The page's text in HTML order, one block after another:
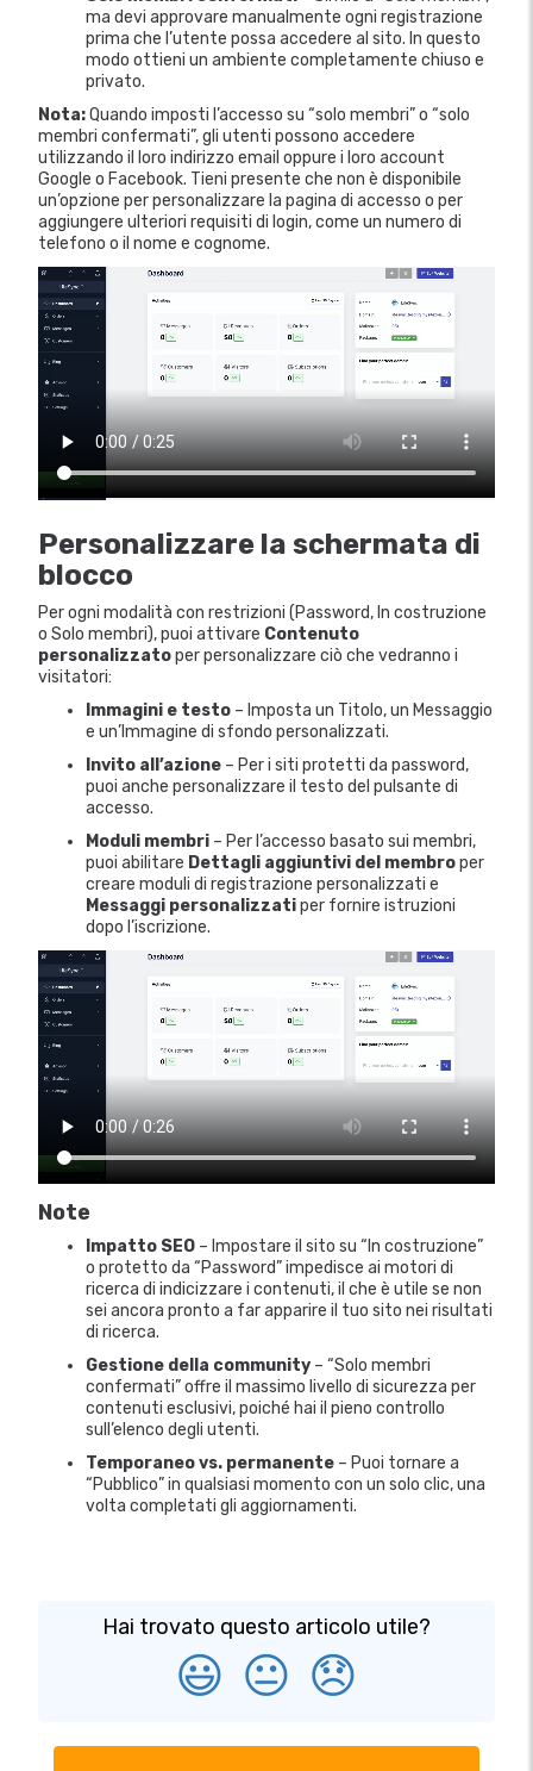
ma devi approvare manualmente ogni registrazione
prima che l’utente possa accedere al sito. In questo
modo ottieni un ambiente completamente chiuso e
privato.
Nota:Quando imposti l’accesso su “solo membri” o “solo
membri confermati”, gli utenti possono accedere
utilizzando il loro indirizzo email oppure i loro account
Google o Facebook. Tieni presente che non è disponibile
un’opzione per personalizzare la pagina di accesso o per
aggiungere ulteriori requisiti di login, come un numero di
telefono o il nome e cognome.
Personalizzare la schermata di
blocco
Per ogni modalità con restrizioni (Password, In costruzione
o Solo membri), puoi attivare Contenuto
personalizzatoper personalizzare ciò che vedranno i
visitatori:
Immagini e testo – Imposta un Titolo, un Messaggio
e un’Immagine di sfondo personalizzati.
Invito all’azione – Per i siti protetti da password,
puoi anche personalizzare il testo del pulsante di
accesso.
Moduli membri – Per l’accesso basato sui membri,
puoi abilitare Dettagli aggiuntivi del membroper
creare moduli di registrazione personalizzati e
Messaggi personalizzatiper fornire istruzioni
dopo l’iscrizione.
Note
Impatto SEO – Impostare il sito su “In costruzione”
o protetto da “Password” impedisce ai motori di
ricerca di indicizzare i contenuti, il che è utile se non
sei ancora pronto a far apparire il tuo sito nei risultati
di ricerca.
Gestione della community – “Solo membri
confermati” offre il massimo livello di sicurezza per
contenuti esclusivi, poiché hai il pieno controllo
sull’elenco degli utenti.
Temporaneo vs. permanente – Puoi tornare a
“Pubblico” in qualsiasi momento con un solo clic, una
volta completati gli aggiornamenti.
Hai trovato questo articolo utile?
😃 😐 😞